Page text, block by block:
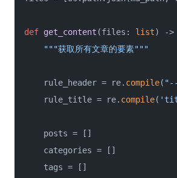
def get_content (files: list) ->
"""获取所有文章的要素"""
rule_header = re. compile(
rule_title = re. compile(
posts = []
categories = []
tags = []